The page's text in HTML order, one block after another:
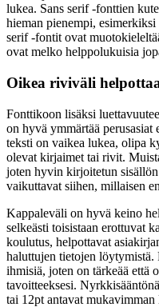
lukea. Sans serif -fonttien
hieman pienempi,
serif -fontit ovat
ovat melko helppolukuisia
Oikea riviväli
Fonttikoon lisäksi
on hyvä ymmärtää
teksti on vaikea lukea, olipa
olevat kirjaimet tai rivit.
joten hyvin kirjoitetun
vaikuttavat siihen, millaisen
Kappaleväli on hyvä keino
selkeästi toisistaan erottuvat
koulutus, helpottavat
haluttujen tietojen
ihmisiä, joten on tärkeää että
tavoitteeksesi.
tai 12pt antavat